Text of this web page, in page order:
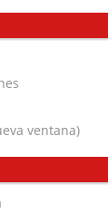
ventana)